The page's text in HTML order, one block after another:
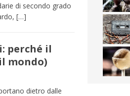
di secondo grado
[…]
perché il
mondo)
dietro dalle